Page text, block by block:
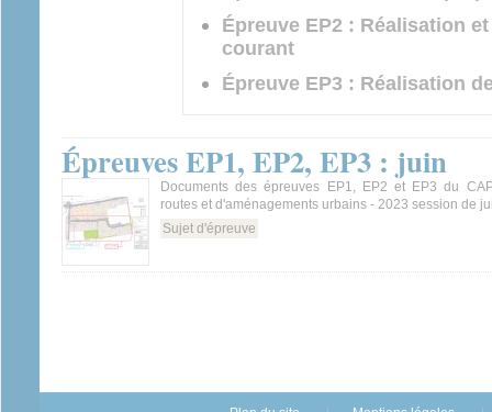
Épreuve EP2 : Réalisation
courant
Épreuve EP3 : Réalisation
Épreuves EP1, EP2, EP3 : juin
Documents des épreuves EP1, EP2 et EP3 du
routes et d'aménagements urbains - 2023 session de
Sujet d'épreuve